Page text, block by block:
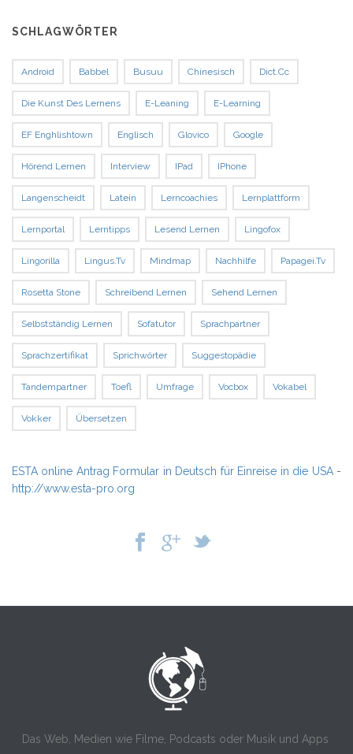
SCHLAGWÖRTER
Android Babbel Busuu Chinesisch Dict.cc
Die Kunst Des Lernens E-Leaning E-Learning
EF Enghlishtown Englisch Glovico Google
Hörend Lernen Interview IPad IPhone
Langenscheidt Latein Lerncoachies Lernplattform
Lernportal Lerntipps Lesend Lernen Lingofox
Lingorilla Lingus.tv Mindmap Nachhilfe Papagei.tv
Rosetta Stone Schreibend Lernen Sehend Lernen
Selbstständig Lernen Sofatutor Sprachpartner
Sprachzertifikat Sprichwörter Suggestopädie
Tandempartner Toefl Umfrage Vocbox Vokabel
Vokker Übersetzen
ESTA online Antrag Formular in Deutsch für Einreise in die USA-
http://www.esta-pro.org
Das Web, Medien wie Filme, Podcasts oder Musik und Apps